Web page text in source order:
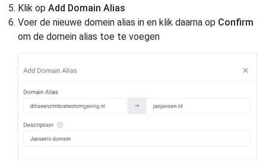
Klik op Add Domain Alias
Voer de nieuwe domein alias in en klik daarna op Confirm
om de domein alias toe te voegen